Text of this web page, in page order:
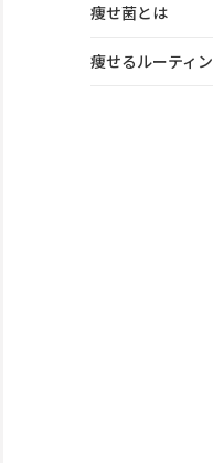
痩せ菌とは
痩せるルーティン